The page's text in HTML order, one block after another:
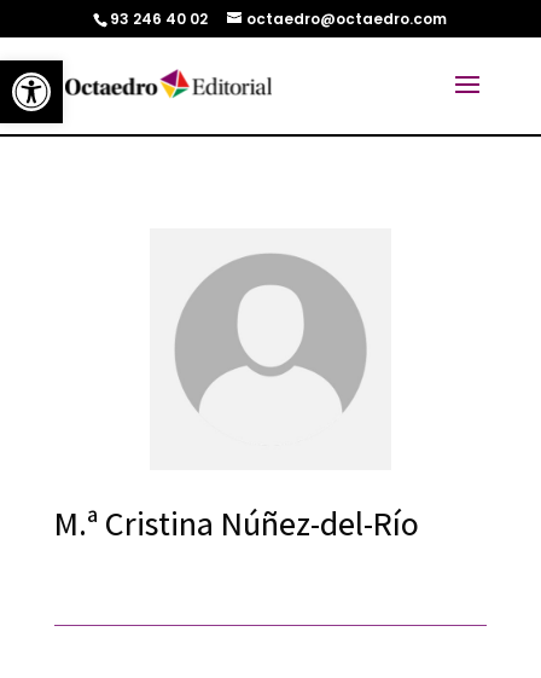
Abrir barra de herramientas
93 246 40 02 octaedro@octaedro.com
M.ª Cristina Núñez-del-Río